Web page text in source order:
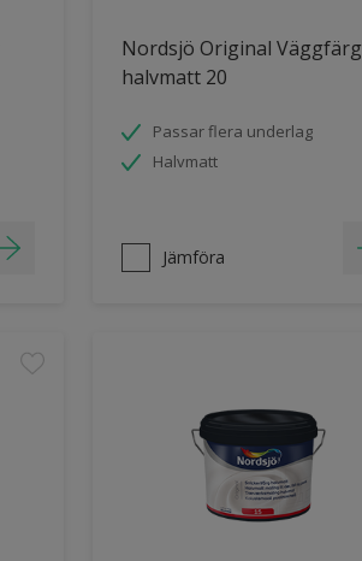
Nordsjö Original Väggfärg
halvmatt 20
Passar flera underlag
Halvmatt
Jämföra